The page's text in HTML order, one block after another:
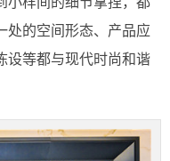
处的空间形态、产品应
设等都与现代时尚和谐